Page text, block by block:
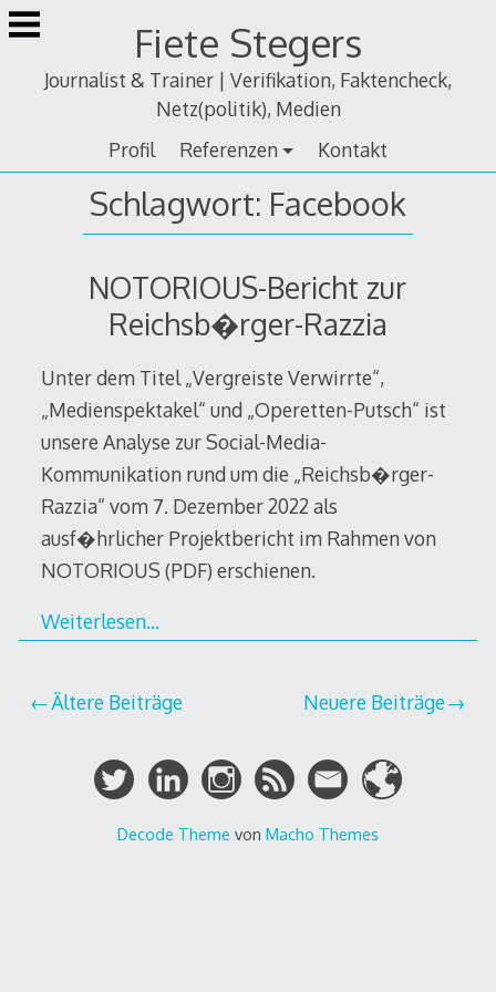
Zum
Inhalt
Fiete Stegers
Journalist & Trainer | Verifikation, Faktencheck,
Netz(politik), Medien
Profil
Referenzen Kontakt
Schlagwort: Facebook
NOTORIOUS-Bericht zur
Reichsb�rger-Razzia
Unter dem Titel „Vergreiste Verwirrte“,
„Medienspektakel“ und „Operetten-Putsch“ ist
unsere Analyse zur Social-Media-
Kommunikation rund um die „Reichsb�rger-
Razzia“ vom 7. Dezember 2022 als
ausf�hrlicher Projektbericht im Rahmen von
NOTORIOUS (PDF) erschienen.
Weiterlesen…
Beitragsnavigation
Ältere Beiträge Neuere Beiträge
Decode Theme von Macho Themes